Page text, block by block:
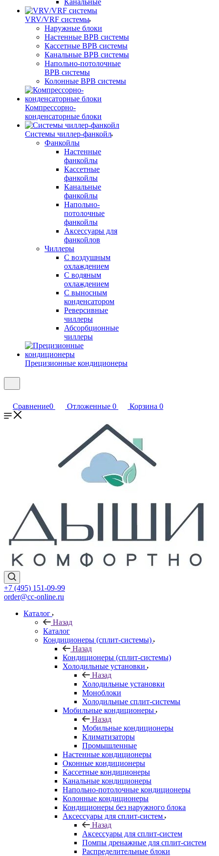
Канальные
VRV/VRF системы
Наружные блоки
Настенные ВРВ системы
Кассетные ВРВ системы
Канальные ВРВ системы
Напольно-потолочные
ВРВ системы
Колонные ВРВ системы
Компрессорно-
конденсаторные блоки
Системы чиллер-фанкойл
Фанкойлы
Настенные
фанкойлы
Кассетные
фанкойлы
Канальные
фанкойлы
Напольно-
потолочные
фанкойлы
Аксессуары для
фанкойлов
Чиллеры
С воздушным
охлаждением
С водяным
охлаждением
С выносным
конденсатором
Реверсивные
чиллеры
Абсорбционные
чиллеры
Прецизионные кондиционеры
Сравнение0 Отложенные 0 Корзина 0
+7 (495) 151-09-99
order@cc-online.ru
Каталог
Назад
Каталог
Кондиционеры (сплит-системы)
Назад
Кондиционеры (сплит-системы)
Холодильные установки
Назад
Холодильные установки
Моноблоки
Холодильные сплит-системы
Мобильные кондиционеры
Назад
Мобильные кондиционеры
Климатизаторы
Промышленные
Настенные кондиционеры
Оконные кондиционеры
Кассетные кондиционеры
Канальные кондиционеры
Напольно-потолочные кондиционеры
Колонные кондиционеры
Кондиционеры без наружного блока
Аксессуары для сплит-систем
Назад
Аксессуары для сплит-систем
Помпы дренажные для сплит-систем
Распределительные блоки